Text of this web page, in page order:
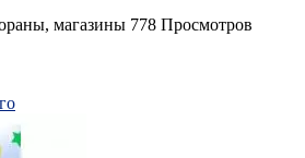
магазины 778 Просмотров